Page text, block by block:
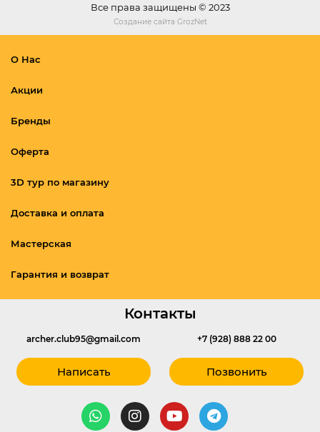
Все права защищены © 2023
Создание сайта GrozNet
О Нас
Акции
Бренды
Оферта
3D тур по магазину
Доставка и оплата
Мастерская
Гарантия и возврат
Контакты
archer.club95@gmail.com
Написать
+7 (928) 888 22 00
Позвонить